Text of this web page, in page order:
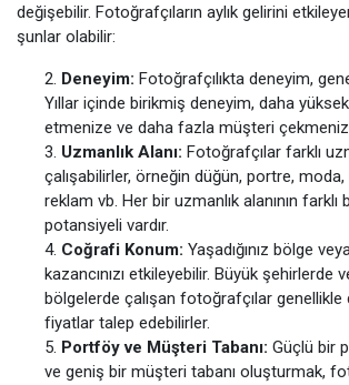
değişebilir. Fotoğrafçıların aylık gelirini
şunlar olabilir:
Deneyim: Fotoğrafçılıkta deneyim,
Yıllar içinde birikmiş deneyim, daha
etmenize ve daha fazla müşteri
Uzmanlık Alanı: Fotoğrafçılar farklı
çalışabilirler, örneğin düğün, portre, moda,
reklam vb. Her bir uzmanlık alanının farklı
potansiyeli vardır.
Coğrafi Konum: Yaşadığınız bölge
kazancınızı etkileyebilir. Büyük şehirlerde
bölgelerde çalışan fotoğrafçılar genellikle
fiyatlar talep edebilirler.
Portföy ve Müşteri Tabanı: Güçlü bir
ve geniş bir müşteri tabanı oluşturmak,